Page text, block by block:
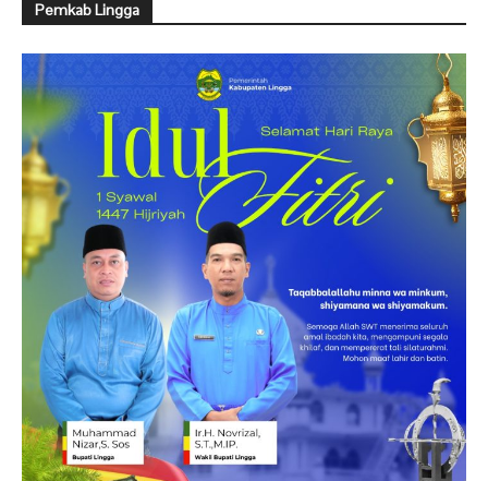
Pemkab Lingga